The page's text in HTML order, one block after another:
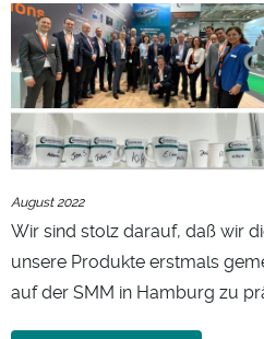
August 2022
Wir sind stolz darauf, daß wir
unsere Produkte erstmals
auf der SMM in Hamburg zu